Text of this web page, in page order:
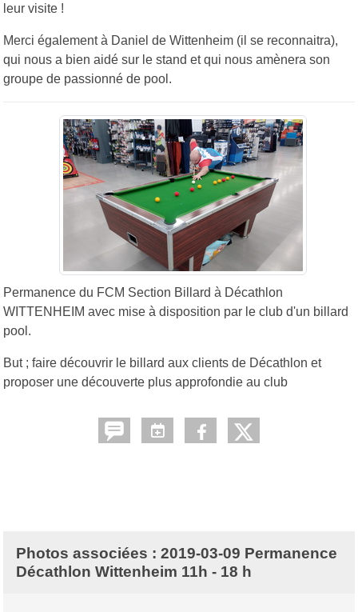
leur visite !
Merci également à Daniel de Wittenheim (il se reconnaitra),
qui nous a bien aidé sur le stand et qui nous amènera son
groupe de passionné de pool.
Permanence du FCM Section Billard à Décathlon
WITTENHEIM avec mise à disposition par le club d'un billard
pool.
But ; faire découvrir le billard aux clients de Décathlon et
proposer une découverte plus approfondie au club
Photos associées : 2019-03-09 Permanence
Décathlon Wittenheim 11h - 18 h